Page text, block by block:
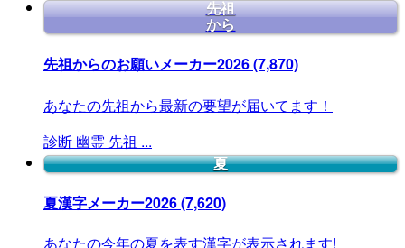
先祖
から
先祖からのお願いメーカー2026(7,870)
あなたの先祖から最新の要望が届いてます！
診断 幽霊 先祖 ...
夏
夏漢字メーカー2026(7,620)
あなたの今年の夏を表す漢字が表示されます!